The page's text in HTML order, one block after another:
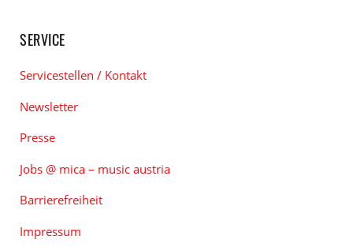
SERVICE
Servicestellen / Kontakt
Newsletter
Presse
Jobs @ mica – music austria
Barrierefreiheit
Impressum